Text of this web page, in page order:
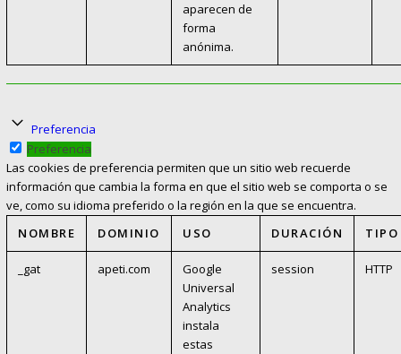
aparecen de
forma
anónima.
Preferencia
Preferencia
Las cookies de preferencia permiten que un sitio web recuerde
información que cambia la forma en que el sitio web se comporta o se
ve, como su idioma preferido o la región en la que se encuentra.
NOMBRE
DOMINIO USO DURACIÓN TIPO
_gat apeti.com
Google
Universal
Analytics
instala
estas
session HTTP